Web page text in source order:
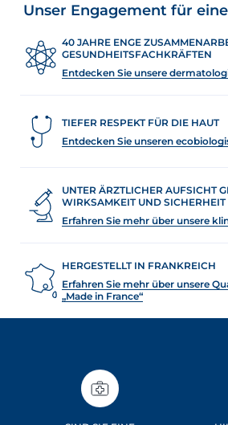
Unser Engagement für
40 JAHRE ENGE
GESUNDHEITSFACHKRÄFTEN
Entdecken Sie unsere
TIEFER RESPEKT FÜR DIE HAUT
Entdecken Sie unseren
UNTER ÄRZTLICHER AUFSICHT
WIRKSAMKEIT UND SICHERHEIT
Erfahren Sie mehr über unsere
HERGESTELLT IN FRANKREICH
Erfahren Sie mehr über unsere
„Made in France“